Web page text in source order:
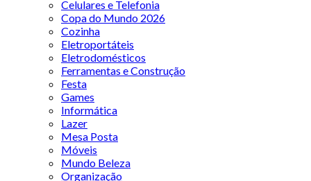
Celulares e Telefonia
Copa do Mundo 2026
Cozinha
Eletroportáteis
Eletrodomésticos
Ferramentas e Construção
Festa
Games
Informática
Lazer
Mesa Posta
Móveis
Mundo Beleza
Organização